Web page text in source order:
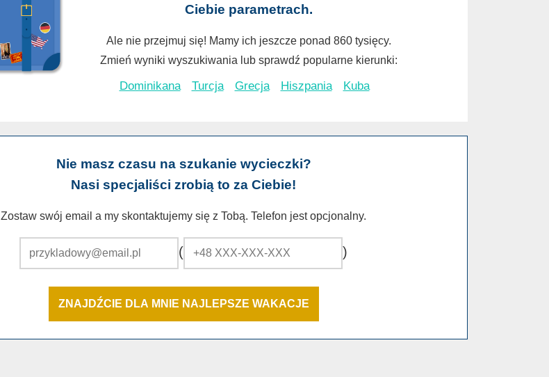
Ciebie parametrach.
Ale nie przejmuj się! Mamy ich jeszcze ponad 860 tysięcy.
Zmień wyniki wyszukiwania lub sprawdź popularne kierunki:
Dominikana Turcja Grecja Hiszpania Kuba
Nie masz czasu na szukanie wycieczki?
Nasi specjaliści zrobią to za Ciebie!
Zostaw swój email a my skontaktujemy się z Tobą. Telefon jest opcjonalny.
( )
ZNAJDŹCIE DLA MNIE NAJLEPSZE WAKACJE